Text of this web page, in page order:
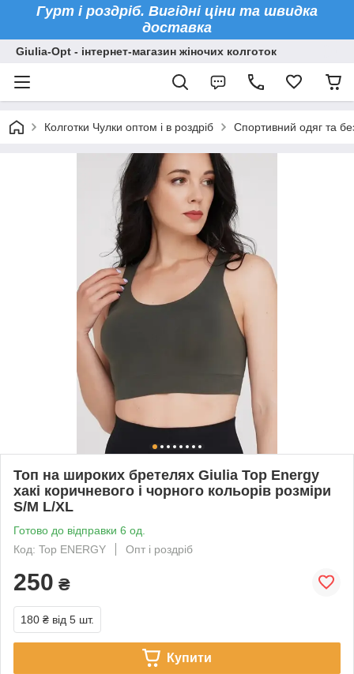
Гурт і роздріб. Вигідні ціни та швидка
доставка
Giulia-Opt - інтернет-магазин жіночих колготок
Колготки Чулки оптом і в роздріб Спортивний одяг та
Топ на широких бретелях Giulia Top Energy
хакі коричневого і чорного кольорів розміри
S/M L/XL
Готово до відправки 6 од.
Код: Top ENERGY
Опт і роздріб
250 ₴
180 ₴ від 5 шт.
Купити